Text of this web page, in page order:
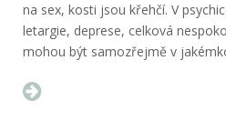
na sex, kosti jsou křehčí. V
letargie, deprese, celková
mohou být samozřejmě v